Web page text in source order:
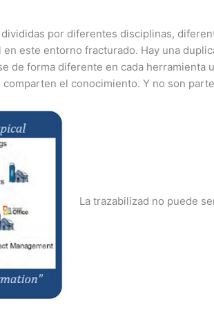
por diferentes disciplinas,
este entorno fracturado. Hay una
de forma diferente en cada herramienta
el conocimiento. Y no son
La trazabilizad no puede